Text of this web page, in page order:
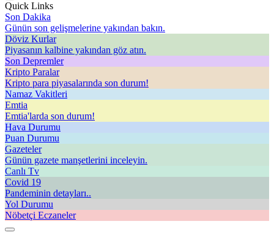
Quick Links
Son Dakika
Günün son gelişmelerine yakından bakın.
Döviz Kurlar
Piyasanın kalbine yakından göz atın.
Son Depremler
Kripto Paralar
Kripto para piyasalarında son durum!
Namaz Vakitleri
Emtia
Emtia'larda son durum!
Hava Durumu
Puan Durumu
Gazeteler
Günün gazete manşetlerini inceleyin.
Canlı Tv
Covid 19
Pandeminin detayları..
Yol Durumu
Nöbetçi Eczaneler